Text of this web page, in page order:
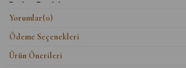
görünümünü azaltır.
Yorumlar(0)
Ödeme Seçenekleri
Ürün Önerileri